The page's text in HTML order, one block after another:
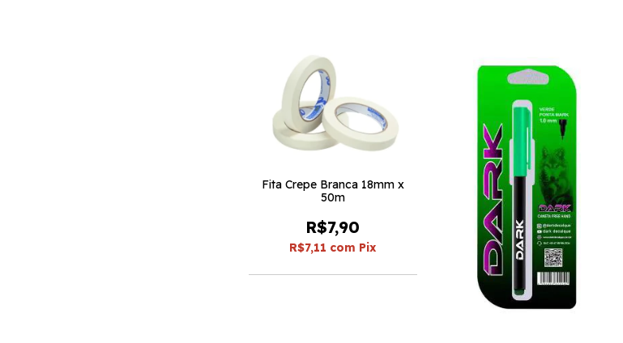
Fita Crepe Branca 18mm x
50m
R$7,90
R$7,11 com Pix